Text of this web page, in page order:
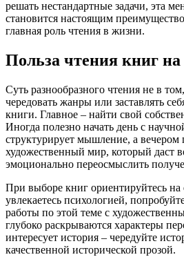
решать нестандартные задачи, эта
становится настоящим
главная роль чтения в жизни.
Польза чтения книг
Суть разнообразного чтения не в
чередовать жанры или заставлять
книги. Главное – найти свой
Иногда полезно начать день с
структурирует мышление, а вечером
художественный мир, который даст
эмоционально переосмыслить
При выборе книг ориентируйтесь
увлекаетесь психологией,
работы по этой теме с
глубоко раскрываются характеры
интересует история – чередуйте
качественной исторической прозой.